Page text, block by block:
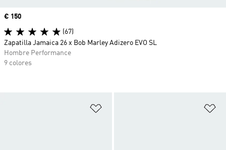
Precio
€ 150
(67)
Zapatilla Jamaica 26 x Bob Marley Adizero EVO SL
Hombre Performance
9 colores